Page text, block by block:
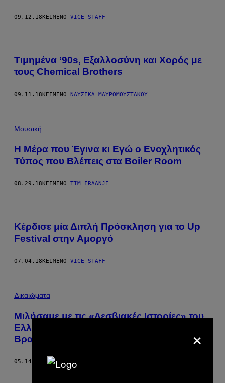
09.12.18ΚΕΊΜΕΝΟ VICE STAFF
Τιμημένα ’90s, Εξαλλοσύνη και Χορός με
τους Chemical Brothers
09.11.18 ΚΕΊΜΕΝΟ ΝΑΥΣΙΚΆ ΜΑΥΡΟΜΟΎΣΤΑΚΟΥ
Μουσική
Η Μέρα που Έγινα κι Εγώ ο Ενοχλητικός
Τύπος που Βλέπεις στα Boiler Room
08.29.18ΚΕΊΜΕΝΟ TIM FRAANJE
Κέρδισε μία Διπλή Πρόσκληση για το Up
Festival στην Αμοργό
07.04.18 ΚΕΊΜΕΝΟ VICE STAFF
Δικαιώματα
Μιλήσαμε με τις «Λεσβιακές Ιστορίες» του
Ελληνικού YouTube που Πλέον Έχουν και
Βραβείο
05.14.18 ΚΕΊΜΕΝΟΑΝΤΏΝΗΣ ΚΩΝΣΤΑΝΤΆΡΑΣ
×